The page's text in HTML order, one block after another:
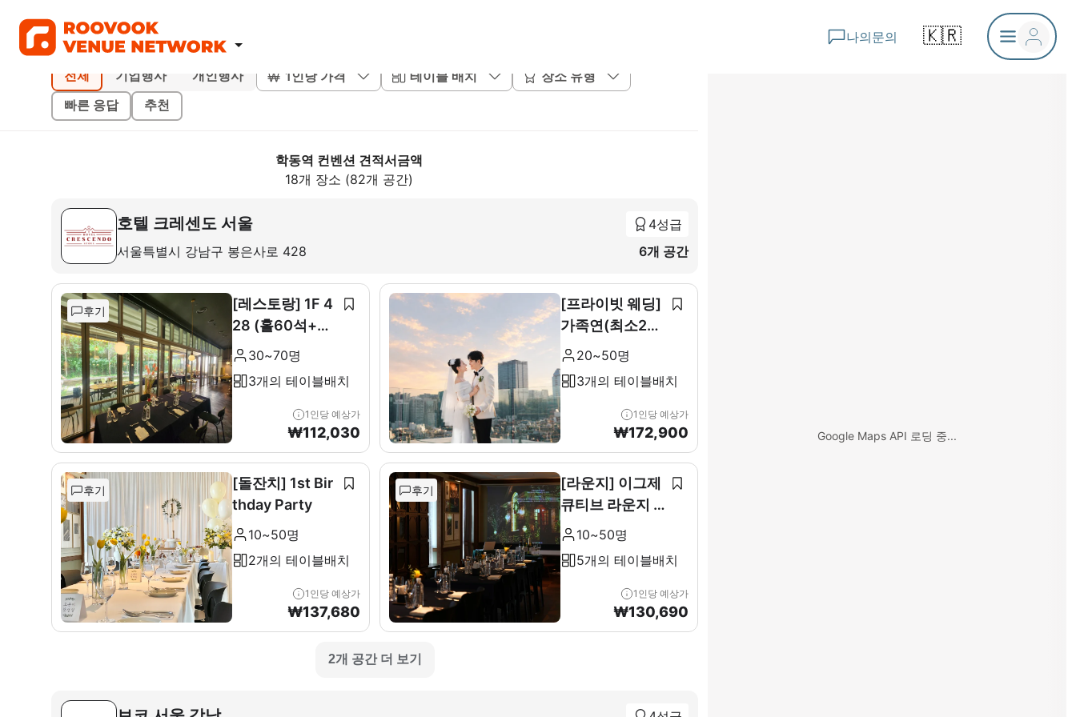
나의문의 🇰🇷
전체 기업행사 개인행사 1인당 가격 테이블 배치 장소 유형
빠른 응답 추천
학동역 컨벤션 견적서금액
18개 장소 (82개 공간)
호텔 크레센도 서울
서울특별시 강남구 봉은사로 428
4성급
6개 공간
후기
[레스토랑] 1F 4
28 (홀60석+룸
10석)30~70명
3개의 테이블배치
1인당 예상가
₩112,030
[프라이빗 웨딩]
가족연(최소20~
최대 50인)
20~50명
3개의 테이블배치
1인당 예상가
₩172,900
후기
[돌잔치] 1st Bir
thday Party
10~50명
2개의 테이블배치
1인당 예상가
₩137,680
후기
[라운지] 이그제
큐티브 라운지 &
테라스 전층(11F
10~50명
5개의 테이블배치
1인당 예상가
₩130,690
2개 공간 더 보기
Google Maps API 로딩 중...